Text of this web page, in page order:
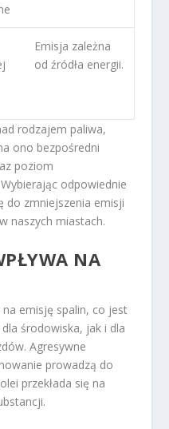
Emisja zależna
od źródła energii.
rodzajem paliwa,
ono bezpośredni
poziom
odpowiednie
do zmniejszenia emisji
naszych miastach.
NA
emisję spalin, co jest
środowiska, jak i dla
Agresywne
prowadzą do
przekłada się na